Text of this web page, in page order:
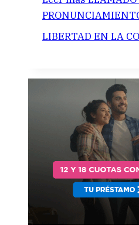
LIBERTAD EN LA